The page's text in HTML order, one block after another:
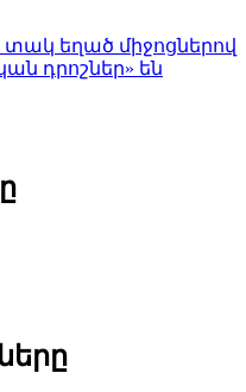
տակ եղած միջոցներով
դրոշներ» են